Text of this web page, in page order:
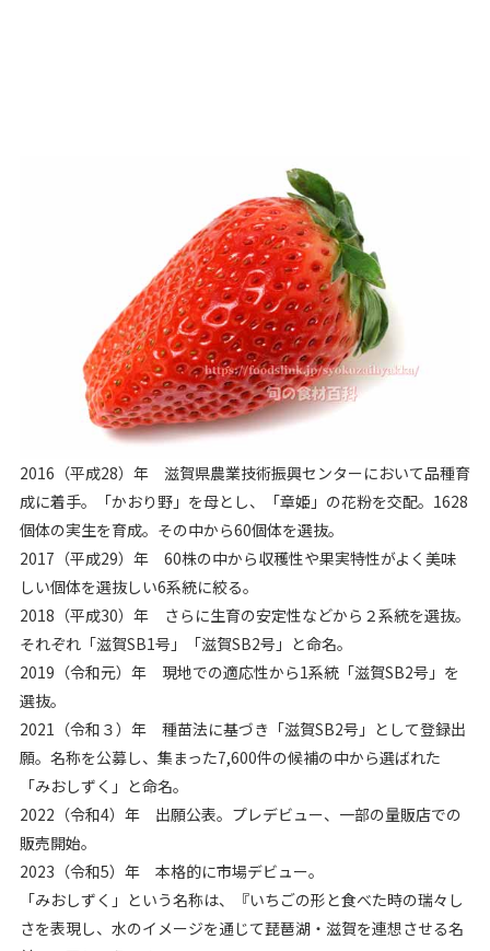
2016（平成28）年 滋賀県農業技術振興センターにおいて品種育
成に着手。「かおり野」を母とし、「章姫」の花粉を交配。1628
個体の実生を育成。その中から60個体を選抜。
2017（平成29）年 60株の中から収穫性や果実特性がよく美味
しい個体を選抜しい6系統に絞る。
2018（平成30）年 さらに生育の安定性などから２系統を選抜。
それぞれ「滋賀SB1号」「滋賀SB2号」と命名。
2019（令和元）年 現地での適応性から1系統「滋賀SB2号」を
選抜。
2021（令和３）年 種苗法に基づき「滋賀SB2号」として登録出
願。名称を公募し、集まった7,600件の候補の中から選ばれた
「みおしずく」と命名。
2022（令和4）年 出願公表。プレデビュー、一部の量販店での
販売開始。
2023（令和5）年 本格的に市場デビュー。
「みおしずく」という名称は、『いちごの形と食べた時の瑞々し
さを表現し、水のイメージを通じて琵琶湖・滋賀を連想させる名